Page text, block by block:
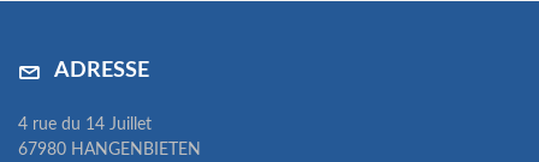
ADRESSE
4 rue du 14 Juillet
67980 HANGENBIETEN